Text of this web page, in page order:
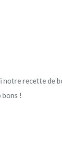
recette de
bons !